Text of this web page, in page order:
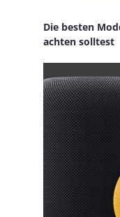
Die besten
achten solltest